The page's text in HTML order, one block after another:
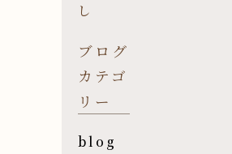
し
ブログ
カテゴ
リー
blog